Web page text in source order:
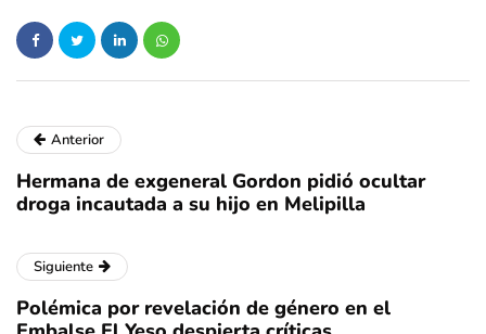
Anterior
Hermana de exgeneral Gordon pidió ocultar
droga incautada a su hijo en Melipilla
Siguiente
Polémica por revelación de género en el